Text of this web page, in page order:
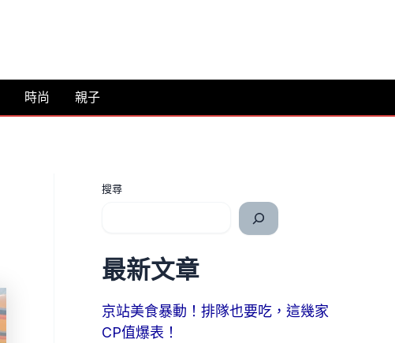
時尚 親子
搜尋
最新文章
京站美食暴動！排隊也要吃，這幾家
CP值爆表！